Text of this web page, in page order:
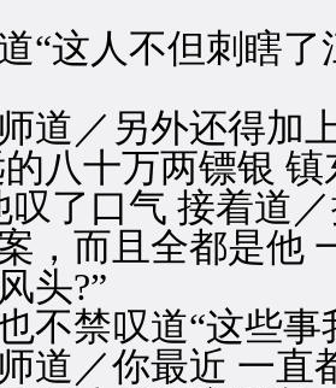
人不但刺瞎了
／另外还得加上
八十万两镖银
叹了口气 接着道
，而且全都是他
头?”
禁叹道“这些事
／你最近 一直